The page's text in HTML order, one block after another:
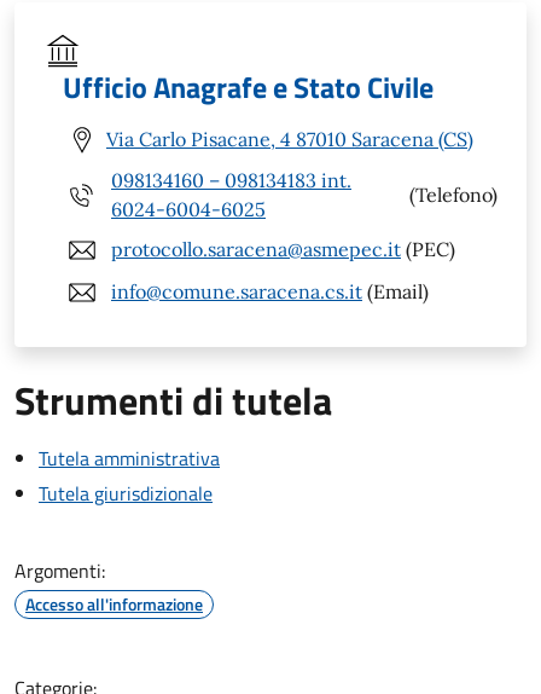
Ufficio Anagrafe e Stato Civile
Via Carlo Pisacane, 4 87010 Saracena (CS)
098134160 – 098134183 int.
6024-6004-6025
(Telefono)
protocollo.saracena@asmepec.it (PEC)
info@comune.saracena.cs.it (Email)
Strumenti di tutela
Tutela amministrativa
Tutela giurisdizionale
Argomenti:
Accesso all'informazione
Categorie: